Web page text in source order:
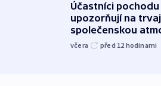
Účastníci pochodu
upozorňují na
společenskou
včera před 12 hodinami